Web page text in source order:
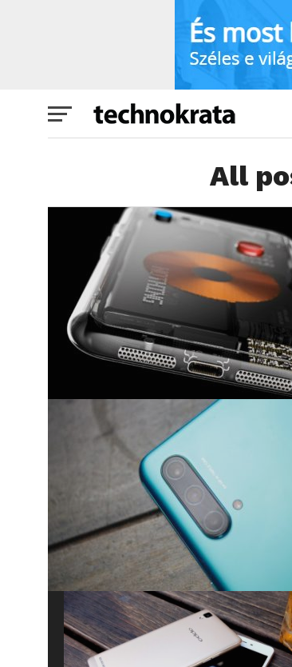
All